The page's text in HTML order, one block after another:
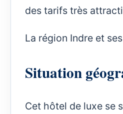
des tarifs très
La région Indre et
Situation
Cet hôtel de luxe se